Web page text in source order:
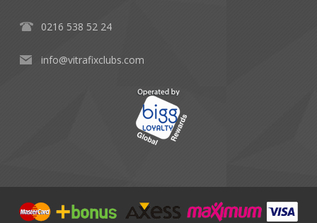
0216 538 52 24
info@vitrafixclubs.com